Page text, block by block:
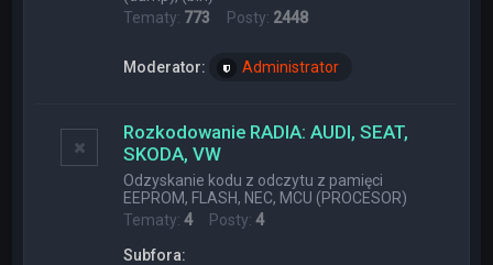
Tematy: 773 Posty: 2448
Moderator: Administrator
Rozkodowanie RADIA: AUDI, SEAT,
SKODA, VW
Odzyskanie kodu z odczytu z pamięci
EEPROM, FLASH, NEC, MCU (PROCESOR)
Tematy:4Posty:4
Subfora: